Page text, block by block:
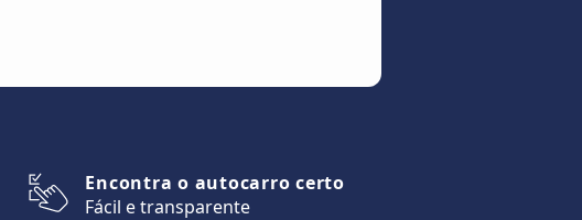
Encontra o autocarro certo
Fácil e transparente